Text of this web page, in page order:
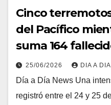
Cinco
del Pacífico
suma 164
25/06/2026 DIA A
Día a Día News Una
registró entre el 24 y 25